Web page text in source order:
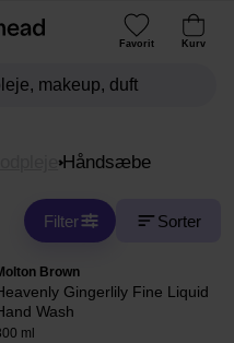
Favorit Kurv
Håndsæbe
Filter Sorter
Brown
Gingerlily Fine Liquid
Wash
ml